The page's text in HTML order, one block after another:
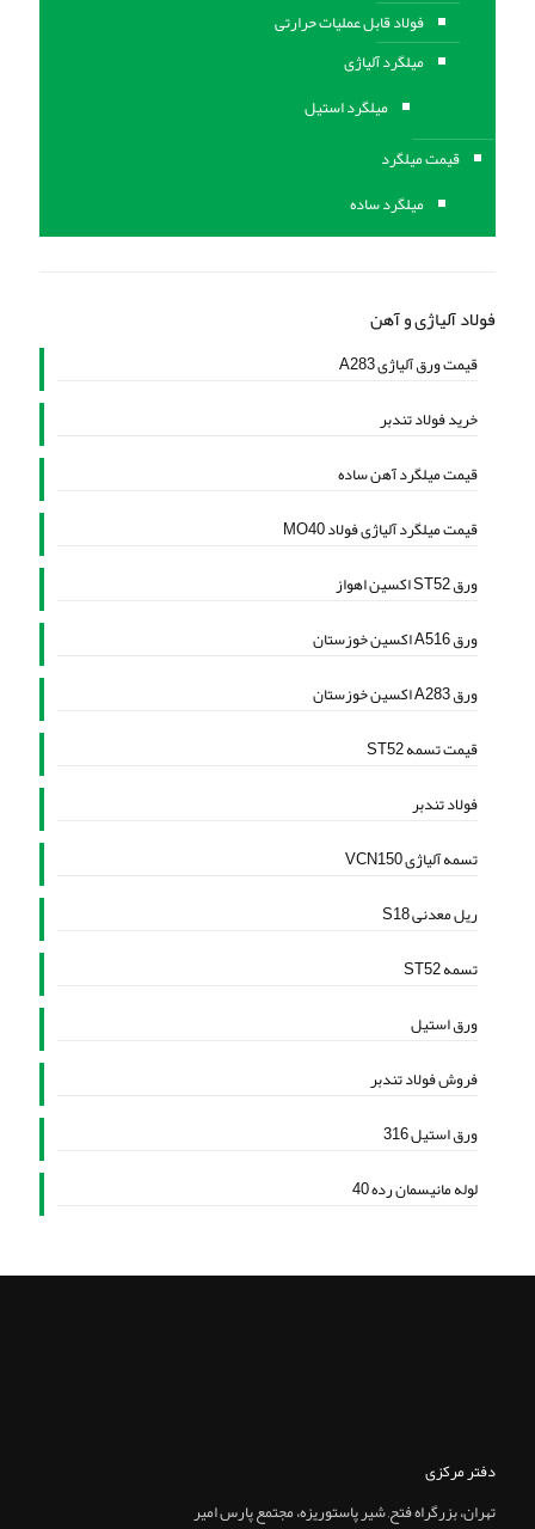
فولاد قابل عملیات حرارتی
ميلگرد آلیاژی
میلگرد استیل
قیمت میلگرد
میلگرد ساده
فولاد آلیاژی و آهن
قیمت ورق آلیاژی A283
خرید فولاد تندبر
قیمت میلگرد آهن ساده
قیمت میلگرد آلیاژی فولاد MO40
ورق ST52 اکسین اهواز
ورق A516 اکسین خوزستان
ورق A283 اکسین خوزستان
قیمت تسمه ST52
فولاد تندبر
تسمه آلیاژی VCN150
ریل معدنی S18
تسمه ST52
ورق استیل
فروش فولاد تندبر
ورق استیل 316
لوله مانیسمان رده 40
دفتر مرکزی
تهران، بزرگراه فتح, شير پاستوريزه، مجتمع پارس امير